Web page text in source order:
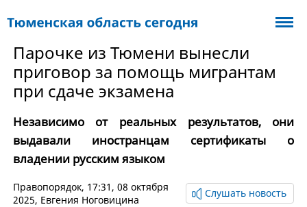
Парочке из Тюмени вынесли
приговор за помощь мигрантам
при сдаче экзамена
Независимо от реальных результатов, они
выдавали иностранцам сертификаты о
владении русским языком
Правопорядок, 17:31, 08 октября
2025, Евгения Ноговицина
Слушать новость